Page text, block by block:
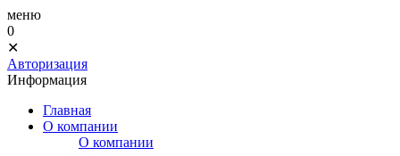
меню
0
✕
Авторизация
Информация
Главная
О компании
О компании